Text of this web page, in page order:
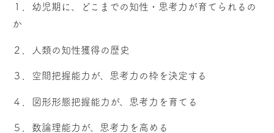
１．幼児期に、どこまでの知性・思考力が育てられるの
か
２．人類の知性獲得の歴史
３．空間把握能力が、思考力の枠を決定する
４．図形形態把握能力が、思考力を育てる
５．数論理能力が、思考力を高める